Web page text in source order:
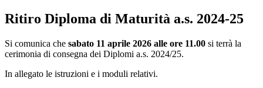
Ritiro Diploma di Maturità a.s. 2024-25
Si comunica che sabato 11 aprile 2026 alle ore 11.00 si terrà la
cerimonia di consegna dei Diplomi a.s. 2024/25.
In allegato le istruzioni e i moduli relativi.